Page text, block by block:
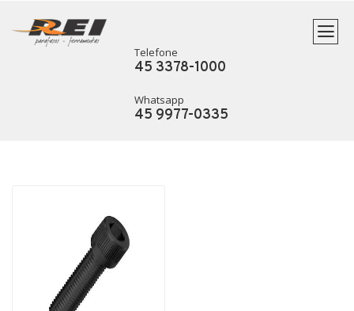
Telefone
45 3378-1000
Whatsapp
45 9977-0335